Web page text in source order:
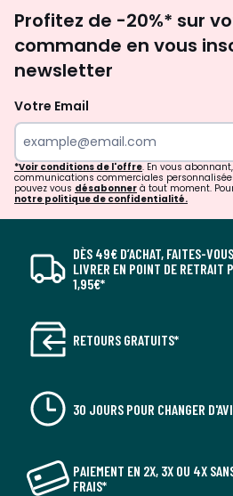
Profitez de -20%* sur
commande en vous
newsletter
Votre Email
*Voir conditions de l'offre. En vous
communications commerciales
pouvez vous désabonner à tout moment.
notre politique de confidentialité.
DÈS 49€ D’ACHAT, FAITES-VOUS
LIVRER EN POINT DE RETRAIT
1,95€*
RETOURS GRATUITS*
30 JOURS POUR CHANGER
PAIEMENT EN 2X, 3X OU 4X
FRAIS*